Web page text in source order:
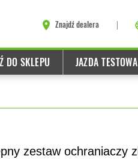
Znajdź dealera
DO SKLEPU JAZDA TESTOWA
zestaw ochraniaczy